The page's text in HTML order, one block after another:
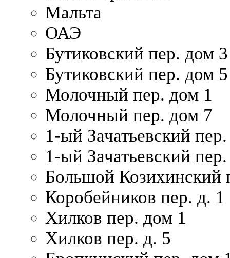
Мальта
ОАЭ
Бутиковский пер. дом 3
Бутиковский пер. дом 5
Молочный пер. дом 1
Молочный пер. дом 7
1-ый Зачатьевский
1-ый Зачатьевский
Большой Козихинский
Коробейников пер. д. 1
Хилков пер. дом 1
Хилков пер. д. 5